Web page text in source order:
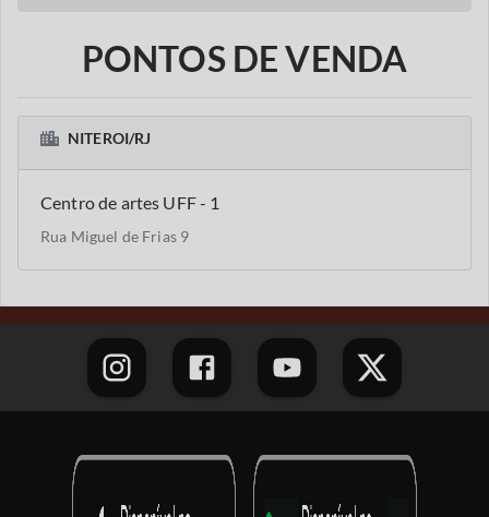
PONTOS DE VENDA
NITEROI/RJ
Centro de artes UFF - 1
Rua Miguel de Frias 9